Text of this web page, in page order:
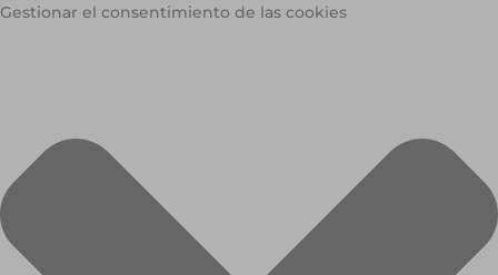
Gestionar el consentimiento de las cookies